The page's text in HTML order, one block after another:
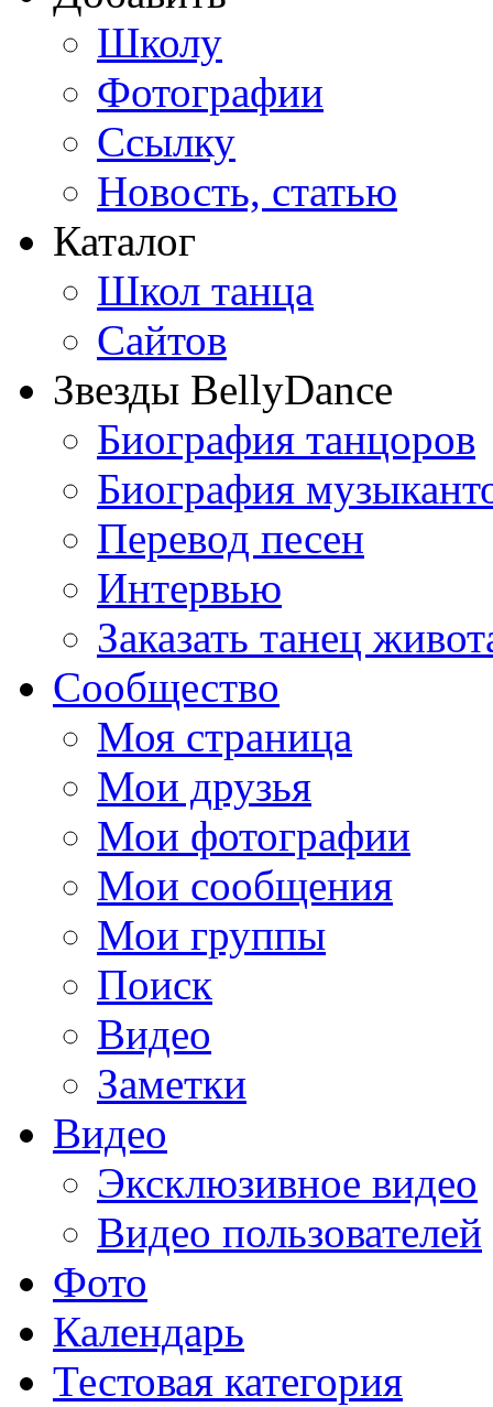
Школу
Фотографии
Ссылку
Новость, статью
Каталог
Школ танца
Сайтов
Звезды BellyDance
Биография танцоров
Биография
Перевод песен
Интервью
Заказать танец
Сообщество
Моя страница
Мои друзья
Мои фотографии
Мои сообщения
Мои группы
Поиск
Видео
Заметки
Видео
Эксклюзивное видео
Видео пользователей
Фото
Календарь
Тестовая категория